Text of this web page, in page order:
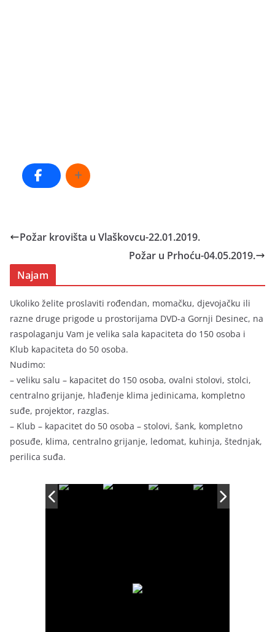
Požar krovišta u Vlaškovcu-22.01.2019.
Požar u Prhoću-04.05.2019.
Najam
Ukoliko želite proslaviti rođendan, momačku, djevojačku ili
razne druge prigode u prostorijama DVD-a Gornji Desinec, na
raspolaganju Vam je velika sala kapaciteta do 150 osoba i
Klub kapaciteta do 50 osoba.
Nudimo:
– veliku salu – kapacitet do 150 osoba, ovalni stolovi, stolci,
centralno grijanje, hlađenje klima jedinicama, kompletno
suđe, projektor, razglas.
– Klub – kapacitet do 50 osoba – stolovi, šank, kompletno
posuđe, klima, centralno grijanje, ledomat, kuhinja, štednjak,
perilica suđa.